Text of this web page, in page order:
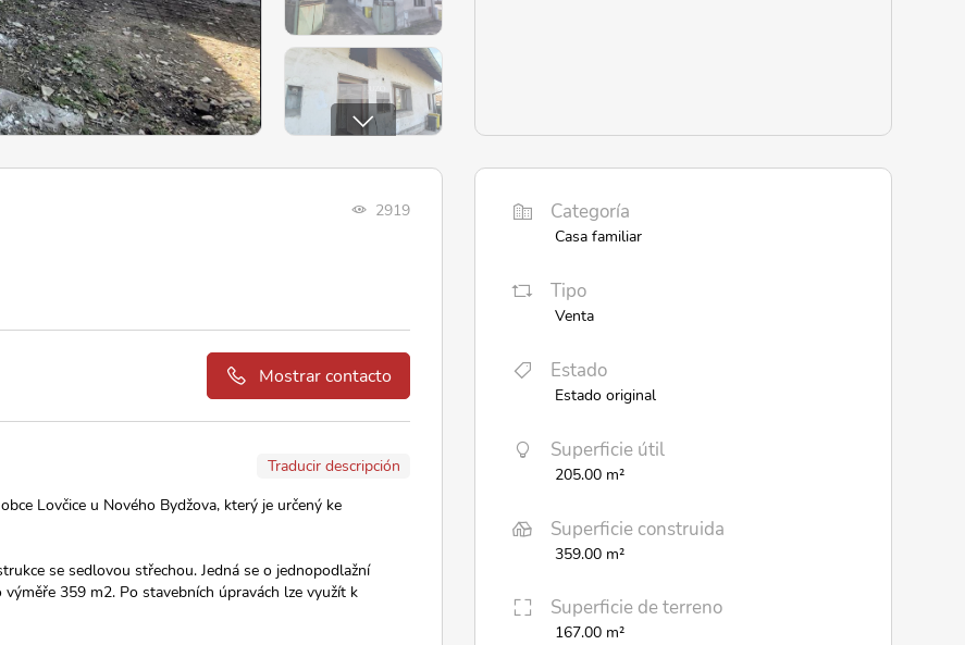
2919
Mostrar contacto
Traducir descripción
Lovčice u Nového Bydžova, který je určený ke
se sedlovou střechou. Jedná se o jednopodlažní
359 m2. Po stavebních úpravách lze využít k
Categoría
Casa familiar
Tipo
Venta
Estado
Estado original
Superficie útil
205.00 m²
Superficie construida
359.00 m²
Superficie de terreno
167.00 m²